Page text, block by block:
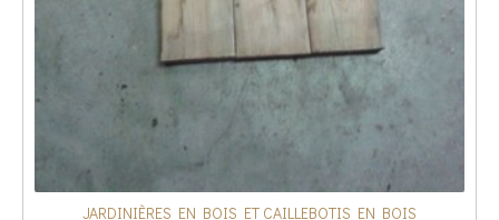
JARDINIÈRES EN BOIS ET CAILLEBOTIS EN BOIS